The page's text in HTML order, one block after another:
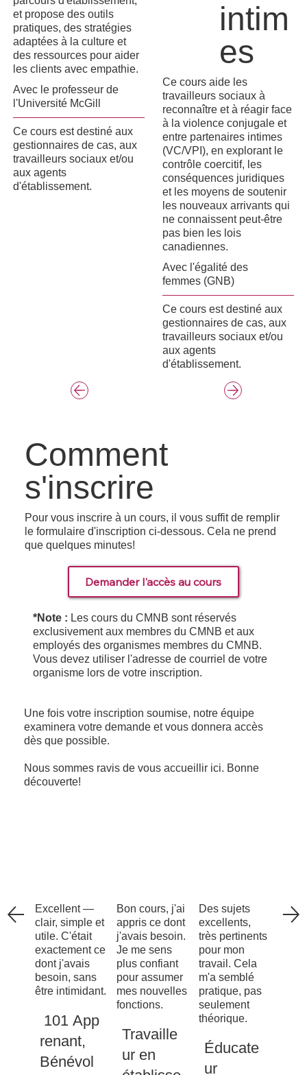
et propose des outils
pratiques, des stratégies
adaptées à la culture et
des ressources pour aider
les clients avec empathie.
Avec le professeur de
l'Université McGill
Ce cours est destiné aux
gestionnaires de cas, aux
travailleurs sociaux et/ou
aux agents
d'établissement.
intim
es
Ce cours aide les
travailleurs sociaux à
reconnaître et à réagir face
à la violence conjugale et
entre partenaires intimes
(VC/VPI), en explorant le
contrôle coercitif, les
conséquences juridiques
et les moyens de soutenir
les nouveaux arrivants qui
ne connaissent peut-être
pas bien les lois
canadiennes.
Avec l'égalité des
femmes (GNB)
Ce cours est destiné aux
gestionnaires de cas, aux
travailleurs sociaux et/ou
aux agents
d'établissement.
Comment
s'inscrire
Pour vous inscrire à un cours, il vous suffit de remplir
le formulaire d'inscription ci-dessous. Cela ne prend
que quelques minutes!
Demander l'accès au cours
*Note : Les cours du CMNB sont réservés
exclusivement aux membres du CMNB et aux
employés des organismes membres du CMNB.
Vous devez utiliser l'adresse de courriel de votre
organisme lors de votre inscription.
Une fois votre inscription soumise, notre équipe
examinera votre demande et vous donnera accès
dès que possible.
Nous sommes ravis de vous accueillir ici. Bonne
découverte!
Excellent —
clair, simple et
utile. C'était
exactement ce
dont j'avais
besoin, sans
être intimidant.
101 App
renant,
Bénévol
Bon cours, j'ai
appris ce dont
j'avais besoin.
Je me sens
plus confiant
pour assumer
mes nouvelles
fonctions.
Travaille
ur en
Des sujets
excellents,
très pertinents
pour mon
travail. Cela
m'a semblé
pratique, pas
seulement
théorique.
Éducate
ur